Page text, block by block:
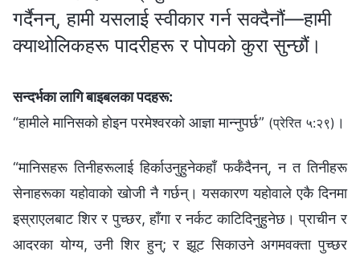
गर्दैनन्, हामी यसलाई स्वीकार गर्न सक्दैनौं—हामी
क्याथोलिकहरू पादरीहरू र पोपको कुरा सुन्छौं।
सन्दर्भका लागि बाइबलका पदहरू:
“हामीले मानिसको होइन परमेश्‍वरको आज्ञा मान्‍नुपर्छ” (प्रेरित ५:२९) ।
“मानिसहरू तिनीहरूलाई हिर्काउनुहुनेकहाँ फर्कँदैनन्, न त तिनीहरू
सेनाहरूका यहोवाको खोजी नै गर्छन्। यसकारण यहोवाले एकै दिनमा
इस्राएलबाट शिर र पुच्छर, हाँगा र नर्कट काटिदिनुहुनेछ। प्राचीन र
आदरका योग्‍य, उनी शिर हुन्; र झूट सिकाउने अगमवक्ता पुच्छर